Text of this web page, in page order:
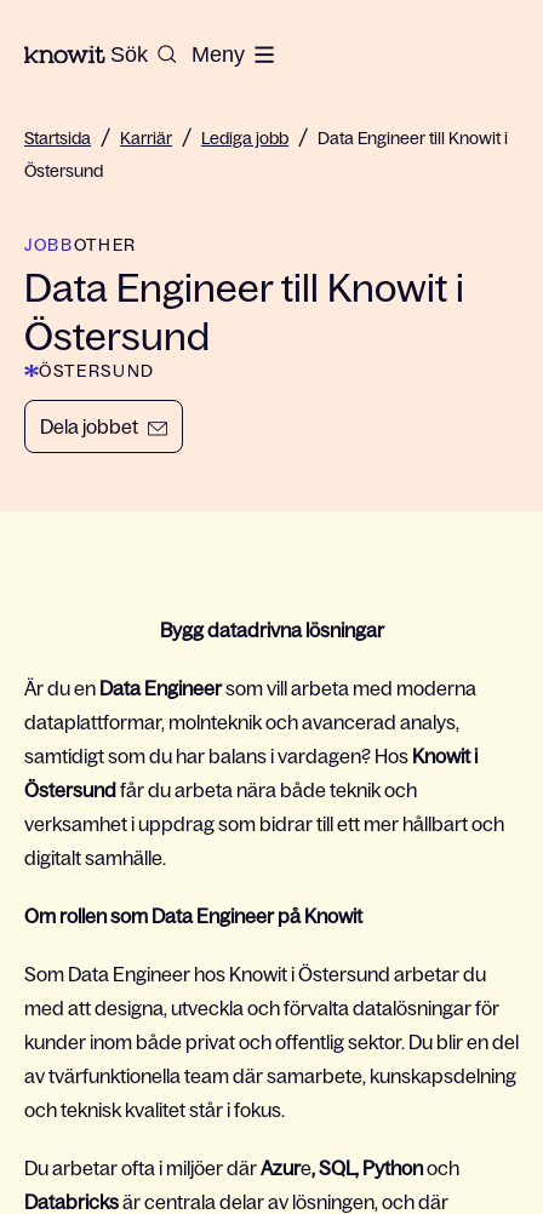
Till startsidan på Knowit
Sök Meny
Startsida / Karriär / Lediga jobb / Data Engineer till Knowit i
Östersund
JOBBOTHER
Data Engineer till Knowit i
Östersund
ÖSTERSUND
Dela jobbet
Bygg datadrivna lösningar
Är du en Data Engineersom vill arbeta med moderna
dataplattformar, molnteknik och avancerad analys,
samtidigt som du har balans i vardagen? Hos Knowit i
Östersundfår du arbeta nära både teknik och
verksamhet i uppdrag som bidrar till ett mer hållbart och
digitalt samhälle.
Om rollen som Data Engineer på Knowit
Som Data Engineer hos Knowit i Östersund arbetar du
med att designa, utveckla och förvalta datalösningar för
kunder inom både privat och offentlig sektor. Du blir en del
av tvärfunktionella team där samarbete, kunskapsdelning
och teknisk kvalitet står i fokus.
Du arbetar ofta i miljöer därAzure, SQL, Pythonoch
Databricksär centrala delar av lösningen, och där